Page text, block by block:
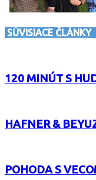
SÚVISIACE ČLÁNKY
120 MINÚT S
HAFNER &
POHODA S